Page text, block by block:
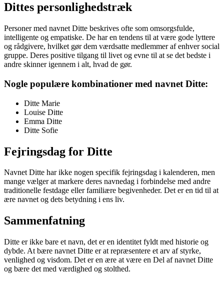
Dittes personlighedstræk
Personer med navnet Ditte beskrives ofte som omsorgsfulde,
intelligente og empatiske. De har en tendens til at være gode lyttere
og rådgivere, hvilket gør dem værdsatte medlemmer af enhver social
gruppe. Deres positive tilgang til livet og evne til at se det bedste i
andre skinner igennem i alt, hvad de gør.
Nogle populære kombinationer med navnet Ditte:
Ditte Marie
Louise Ditte
Emma Ditte
Ditte Sofie
Fejringsdag for Ditte
Navnet Ditte har ikke nogen specifik fejringsdag i kalenderen, men
mange vælger at markere deres navnedag i forbindelse med andre
traditionelle festdage eller familiære begivenheder. Det er en tid til at
ære navnet og dets betydning i ens liv.
Sammenfatning
Ditte er ikke bare et navn, det er en identitet fyldt med historie og
dybde. At bære navnet Ditte er at repræsentere et arv af styrke,
venlighed og visdom. Det er en ære at være en Del af navnet Ditte
og bære det med værdighed og stolthed.